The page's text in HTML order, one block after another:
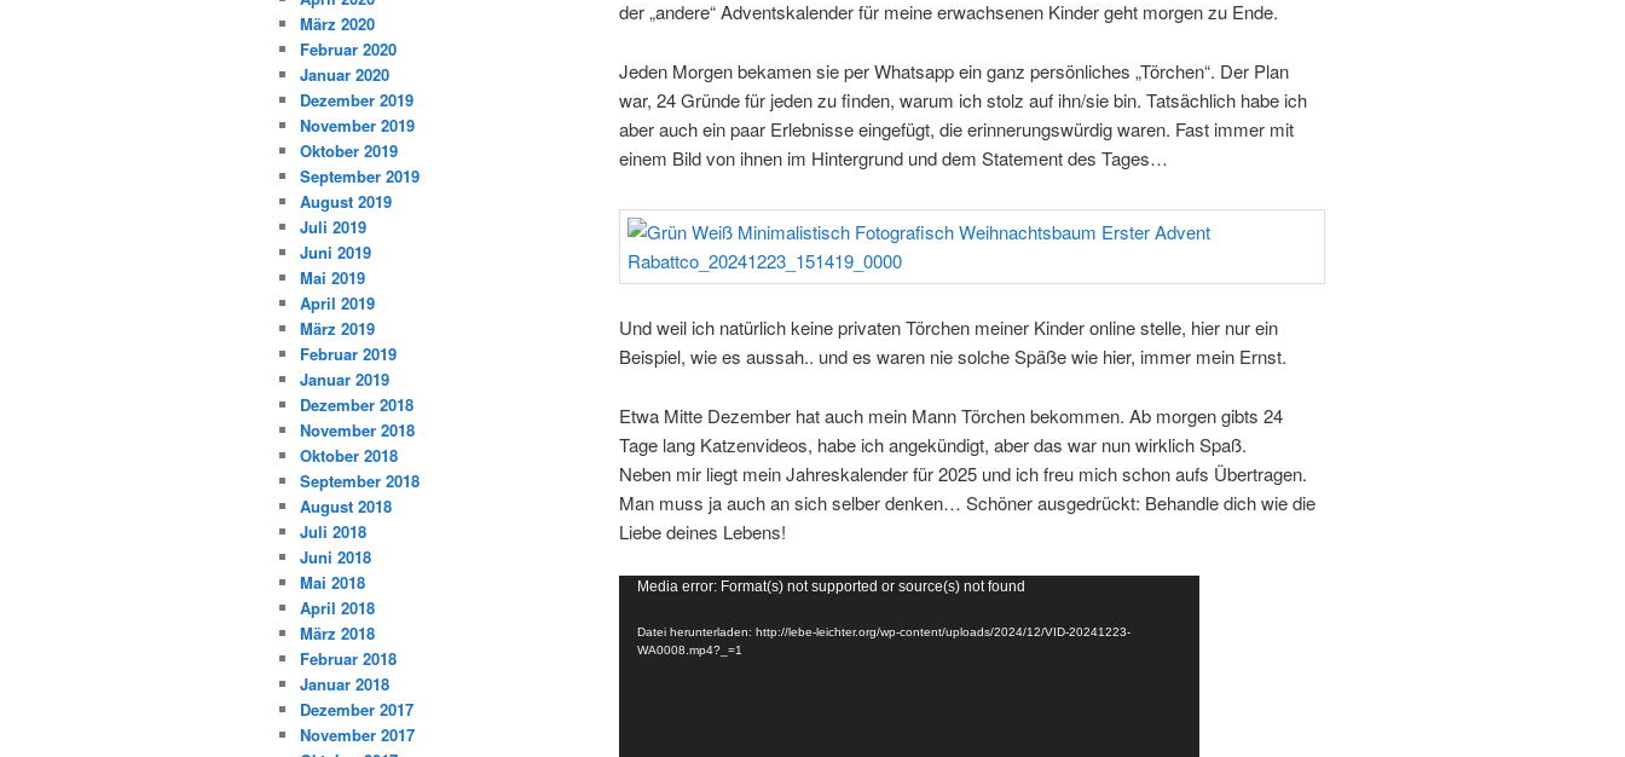
der „andere“ Adventskalender für meine erwachsenen Kinder geht morgen zu Ende.
Jeden Morgen bekamen sie per Whatsapp ein ganz persönliches „Törchen“. Der Plan
war, 24 Gründe für jeden zu finden, warum ich stolz auf ihn/sie bin. Tatsächlich habe ich
aber auch ein paar Erlebnisse eingefügt, die erinnerungswürdig waren. Fast immer mit
einem Bild von ihnen im Hintergrund und dem Statement des Tages…
Und weil ich natürlich keine privaten Törchen meiner Kinder online stelle, hier nur ein
Beispiel, wie es aussah.. und es waren nie solche Späße wie hier, immer mein Ernst.
Etwa Mitte Dezember hat auch mein Mann Törchen bekommen. Ab morgen gibts 24
Tage lang Katzenvideos, habe ich angekündigt, aber das war nun wirklich Spaß.
Neben mir liegt mein Jahreskalender für 2025 und ich freu mich schon aufs Übertragen.
Man muss ja auch an sich selber denken… Schöner ausgedrückt: Behandle dich wie die
Liebe deines Lebens!
Video-
Media error: Format(s) not supported or source(s) not found
Datei herunterladen: http://lebe-leichter.org/wp-content/uploads/2024/12/VID-20241223-
WA0008.mp4?_=1
März 2020
Februar 2020
Januar 2020
Dezember 2019
November 2019
Oktober 2019
September 2019
August 2019
Juli 2019
Juni 2019
Mai 2019
April 2019
März 2019
Februar 2019
Januar 2019
Dezember 2018
November 2018
Oktober 2018
September 2018
August 2018
Juli 2018
Juni 2018
Mai 2018
April 2018
März 2018
Februar 2018
Januar 2018
Dezember 2017
November 2017